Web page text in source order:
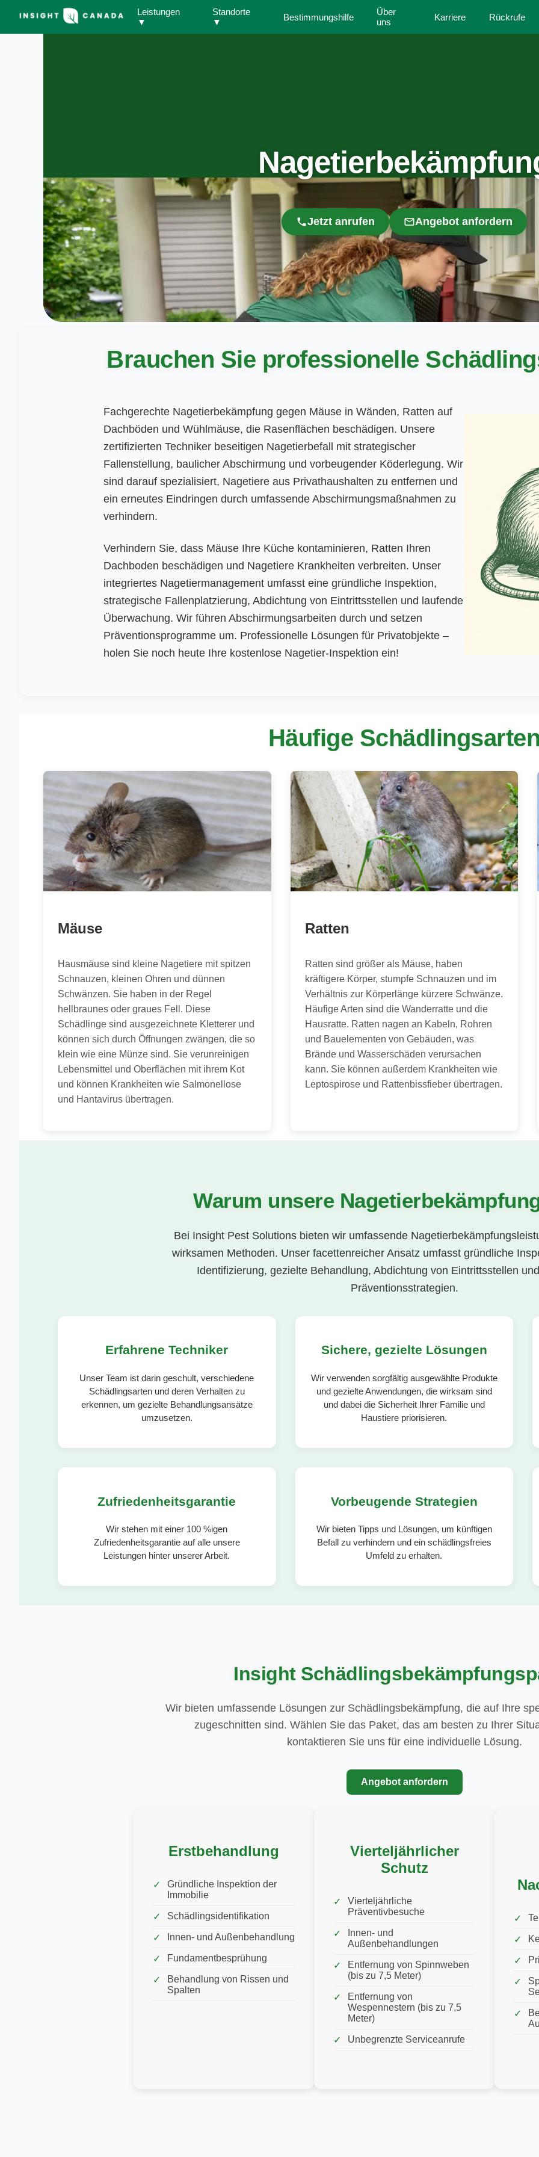
Leistungen
▼
Standorte
▼
Bestimmungshilfe
Über
uns
Karriere Rückrufe
Jetzt anrufen Angebot anfordern
Brauchen Sie professionelle
Fachgerechte Nagetierbekämpfung gegen Mäuse in Wänden, Ratten auf
Dachböden und Wühlmäuse, die Rasenflächen beschädigen. Unsere
zertifizierten Techniker beseitigen Nagetierbefall mit strategischer
Fallenstellung, baulicher Abschirmung und vorbeugender Köderlegung. Wir
sind darauf spezialisiert, Nagetiere aus Privathaushalten zu entfernen und
ein erneutes Eindringen durch umfassende Abschirmungsmaßnahmen zu
verhindern.
Verhindern Sie, dass Mäuse Ihre Küche kontaminieren, Ratten Ihren
Dachboden beschädigen und Nagetiere Krankheiten verbreiten. Unser
integriertes Nagetiermanagement umfasst eine gründliche Inspektion,
strategische Fallenplatzierung, Abdichtung von Eintrittsstellen und laufende
Überwachung. Wir führen Abschirmungsarbeiten durch und setzen
Präventionsprogramme um. Professionelle Lösungen für Privatobjekte –
holen Sie noch heute Ihre kostenlose Nagetier-Inspektion ein!
Häufige
Mäuse
Hausmäuse sind kleine Nagetiere mit spitzen
Schnauzen, kleinen Ohren und dünnen
Schwänzen. Sie haben in der Regel
hellbraunes oder graues Fell. Diese
Schädlinge sind ausgezeichnete Kletterer und
können sich durch Öffnungen zwängen, die so
klein wie eine Münze sind. Sie verunreinigen
Lebensmittel und Oberflächen mit ihrem Kot
und können Krankheiten wie Salmonellose
und Hantavirus übertragen.
Ratten
Ratten sind größer als Mäuse, haben
kräftigere Körper, stumpfe Schnauzen und im
Verhältnis zur Körperlänge kürzere Schwänze.
Häufige Arten sind die Wanderratte und die
Hausratte. Ratten nagen an Kabeln, Rohren
und Bauelementen von Gebäuden, was
Brände und Wasserschäden verursachen
kann. Sie können außerdem Krankheiten wie
Leptospirose und Rattenbissfieber übertragen.
Warum unsere
Bei Insight Pest Solutions bieten wir umfassende
wirksamen Methoden. Unser facettenreicher Ansatz umfasst gründliche
Identifizierung, gezielte Behandlung, Abdichtung von Eintrittsstellen
Präventionsstrategien.
Erfahrene Techniker
Unser Team ist darin geschult, verschiedene
Schädlingsarten und deren Verhalten zu
erkennen, um gezielte Behandlungsansätze
umzusetzen.
Sichere, gezielte Lösungen
Wir verwenden sorgfältig ausgewählte Produkte
und gezielte Anwendungen, die wirksam sind
und dabei die Sicherheit Ihrer Familie und
Haustiere priorisieren.
Zufriedenheitsgarantie
Wir stehen mit einer 100 %igen
Zufriedenheitsgarantie auf alle unsere
Leistungen hinter unserer Arbeit.
Vorbeugende Strategien
Wir bieten Tipps und Lösungen, um künftigen
Befall zu verhindern und ein schädlingsfreies
Umfeld zu erhalten.
Insight
Wir bieten umfassende Lösungen zur Schädlingsbekämpfung, die auf Ihre
zugeschnitten sind. Wählen Sie das Paket, das am besten zu Ihrer
kontaktieren Sie uns für eine individuelle Lösung.
Angebot anfordern
Erstbehandlung
Gründliche Inspektion der
Immobilie
Schädlingsidentifikation
Innen- und Außenbehandlung
Fundamentbesprühung
Behandlung von Rissen und
Spalten
Vierteljährlicher
Schutz
Vierteljährliche
Präventivbesuche
Innen- und
Außenbehandlungen
Entfernung von Spinnweben
(bis zu 7,5 Meter)
Entfernung von
Wespennestern (bis zu 7,5
Meter)
Unbegrenzte Serviceanrufe